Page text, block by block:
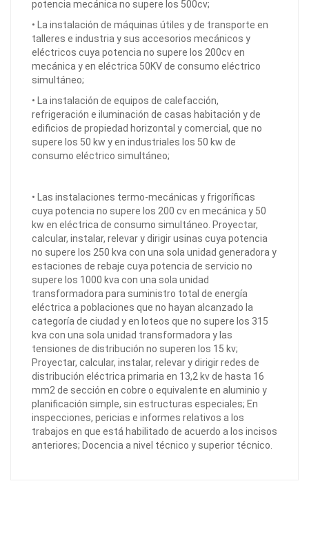
potencia mecánica no supere los 500cv;
• La instalación de máquinas útiles y de transporte en
talleres e industria y sus accesorios mecánicos y
eléctricos cuya potencia no supere los 200cv en
mecánica y en eléctrica 50KV de consumo eléctrico
simultáneo;
• La instalación de equipos de calefacción,
refrigeración e iluminación de casas habitación y de
edificios de propiedad horizontal y comercial, que no
supere los 50 kw y en industriales los 50 kw de
consumo eléctrico simultáneo;
• Las instalaciones termo-mecánicas y frigoríficas
cuya potencia no supere los 200 cv en mecánica y 50
kw en eléctrica de consumo simultáneo. Proyectar,
calcular, instalar, relevar y dirigir usinas cuya potencia
no supere los 250 kva con una sola unidad generadora y
estaciones de rebaje cuya potencia de servicio no
supere los 1000 kva con una sola unidad
transformadora para suministro total de energía
eléctrica a poblaciones que no hayan alcanzado la
categoría de ciudad y en loteos que no supere los 315
kva con una sola unidad transformadora y las
tensiones de distribución no superen los 15 kv;
Proyectar, calcular, instalar, relevar y dirigir redes de
distribución eléctrica primaria en 13,2 kv de hasta 16
mm2 de sección en cobre o equivalente en aluminio y
planificación simple, sin estructuras especiales; En
inspecciones, pericias e informes relativos a los
trabajos en que está habilitado de acuerdo a los incisos
anteriores; Docencia a nivel técnico y superior técnico.